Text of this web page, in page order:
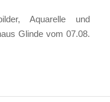
Aquarelle und
Glinde vom 07.08.